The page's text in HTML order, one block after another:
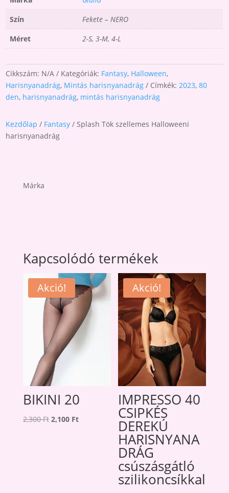
Szín
Fekete – NERO
Méret
2-S, 3-M, 4-L
Cikkszám: N/A Kategóriák: Fantasy, Halloween,
Harisnyanadrág, Mintás harisnyanadrág Címkék:2023,80
den, harisnyanadrág, mintás harisnyanadrág
Kezdőlap / Fantasy / Splash Tök szellemes Halloweeni
harisnyanadrág
Márka
Kapcsolódó termékek
Akció!
BIKINI 20
2,300Ft Original
2,100 FtCurrent
Akció!
IMPRESSO 40
CSIPKÉS
DEREKÚ
HARISNYANA
DRÁG
csúszásgátló
szilikoncsíkkal